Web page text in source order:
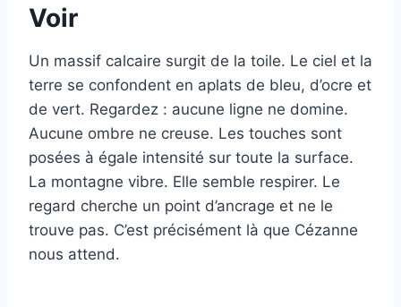
Voir
Un massif calcaire surgit de la toile. Le ciel et la
terre se confondent en aplats de bleu, d’ocre et
de vert. Regardez : aucune ligne ne domine.
Aucune ombre ne creuse. Les touches sont
posées à égale intensité sur toute la surface.
La montagne vibre. Elle semble respirer. Le
regard cherche un point d’ancrage et ne le
trouve pas. C’est précisément là que Cézanne
nous attend.